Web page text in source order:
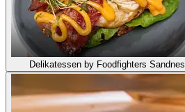
Delikatessen by Foodfighters Sandnes